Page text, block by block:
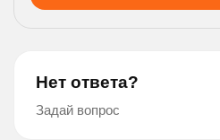
Нет ответа?
Задай вопрос